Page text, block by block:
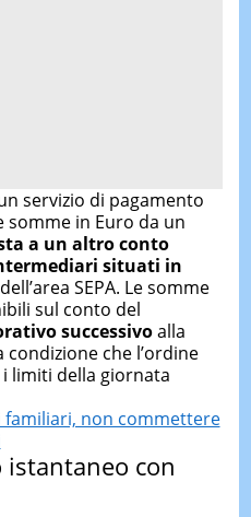
servizio di pagamento
in Euro da un
a un altro conto
situati in
SEPA. Le somme
sul conto del
successivoalla
condizione che l’ordine
limiti della giornata
familiari, non commettere
istantaneo con